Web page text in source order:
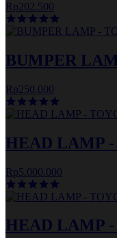
Rp202.500
BUMPER
Rp250.000
HEAD LAMP -
Rp5.000.000
HEAD LAMP